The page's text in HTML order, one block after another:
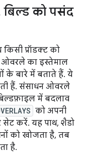
बिल्ड को पसंद
प्रॉडक्ट को
का इस्तेमाल
के बारे में बताते हैं. ये
हैं. संसाधन ओवरले
में बदलाव
को अपनी
सेट करें. यह पाथ, शैडो
को खोजता है, तब
है.